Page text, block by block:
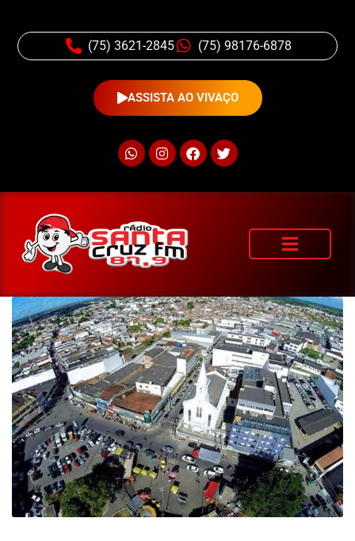
(75) 3621-2845 (75) 98176-6878
ASSISTA AO VIVAÇO